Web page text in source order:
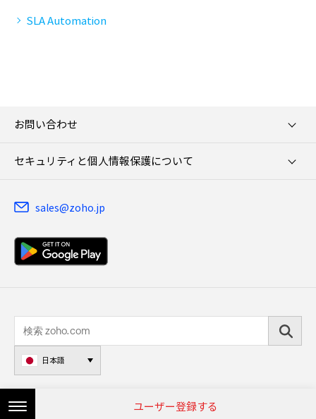
SLA Automation
お問い合わせ
セキュリティと個人情報保護について
sales@zoho.jp
日本語
© 2026, ZOHO Japan Corporation. All Rights Reserved.
ユーザー登録する